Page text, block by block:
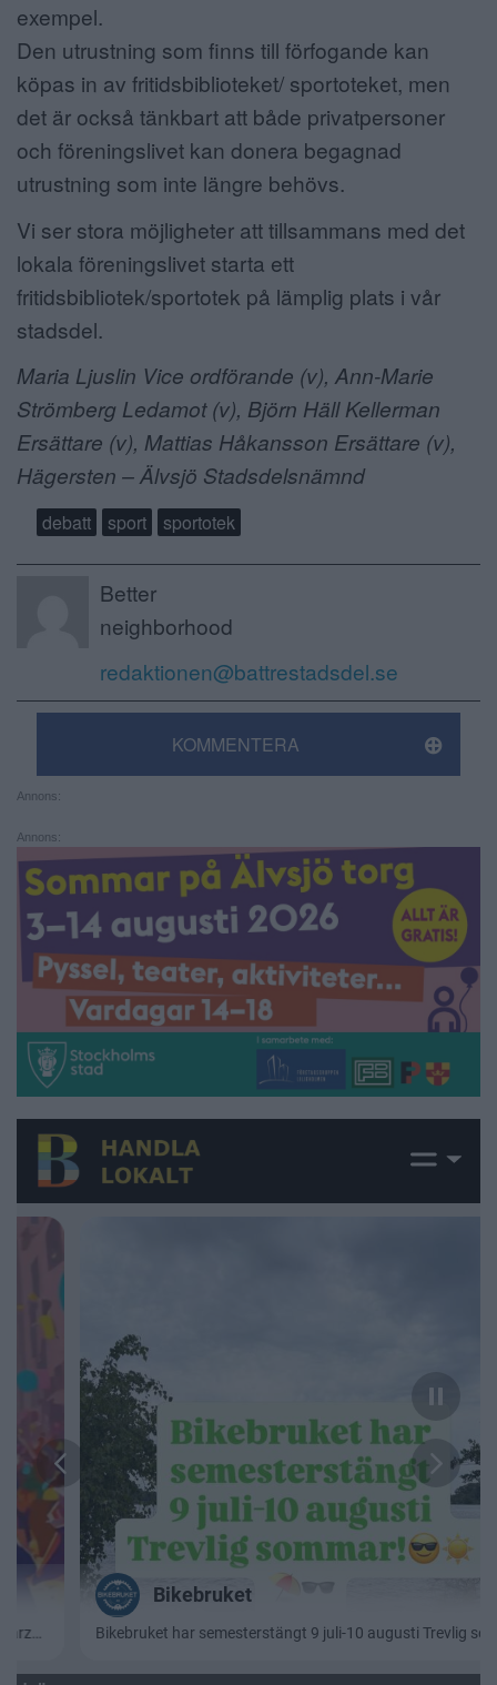
exempel.
Den utrustning som finns till förfogande kan
köpas in av fritidsbiblioteket/ sportoteket, men
det är också tänkbart att både privatpersoner
och föreningslivet kan donera begagnad
utrustning som inte längre behövs.
Vi ser stora möjligheter att tillsammans med det
lokala föreningslivet starta ett
fritidsbibliotek/sportotek på lämplig plats i vår
stadsdel.
Maria Ljuslin Vice ordförande (v), Ann-Marie
Strömberg Ledamot (v), Björn Häll Kellerman
Ersättare (v), Mattias Håkansson Ersättare (v),
Hägersten – Älvsjö Stadsdelsnämnd
debatt sport sportotek
Better
neighborhood
redaktionen@battrestadsdel.se
KOMMENTERA
Annons:
Annons: